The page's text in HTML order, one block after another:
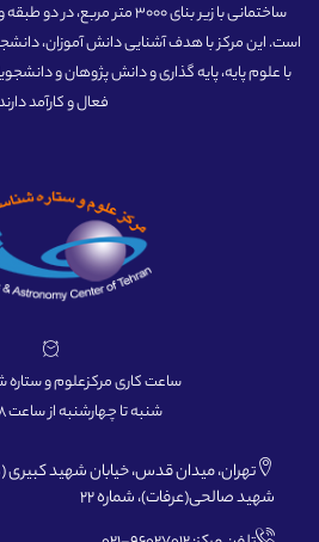
ساختمانی با زیر بنای 3000 متر
است. این مرکز با هدف آشنایی دانش آموزان،
با علوم پایه، پایه گذاری و دانش پژوهان و
فعال و کارآمد
ساعت کاری مرکزعلوم و ستاره
شنبه تا چهارشنبه از ساعت 8 الی 16:30
تهران، میدان قدس، خیابان شهید کبیری
شهید صالحی(عرفات)، شماره 22